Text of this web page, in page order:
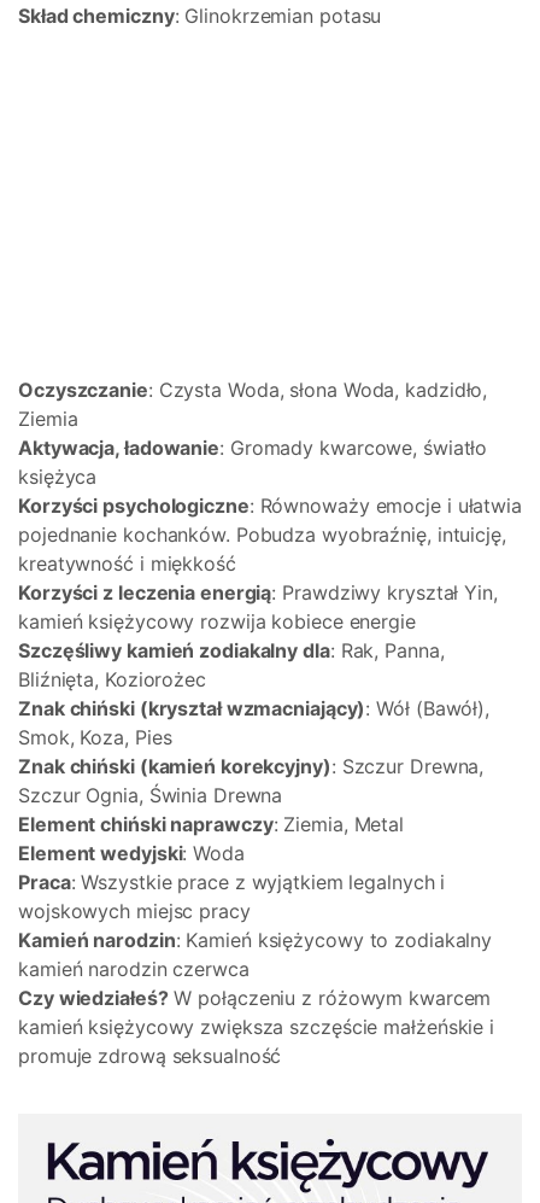
Skład chemiczny: Glinokrzemian potasu
Oczyszczanie: Czysta Woda, słona Woda, kadzidło,
Ziemia
Aktywacja, ładowanie: Gromady kwarcowe, światło
księżyca
Korzyści psychologiczne: Równoważy emocje i ułatwia
pojednanie kochanków. Pobudza wyobraźnię, intuicję,
kreatywność i miękkość
Korzyści z leczenia energią: Prawdziwy kryształ Yin,
kamień księżycowy rozwija kobiece energie
Szczęśliwy kamień zodiakalny dla: Rak, Panna,
Bliźnięta, Koziorożec
Znak chiński (kryształ wzmacniający): Wół (Bawół),
Smok, Koza, Pies
Znak chiński (kamień korekcyjny): Szczur Drewna,
Szczur Ognia, Świnia Drewna
Element chiński naprawczy: Ziemia, Metal
Element wedyjski: Woda
Praca: Wszystkie prace z wyjątkiem legalnych i
wojskowych miejsc pracy
Kamień narodzin: Kamień księżycowy to zodiakalny
kamień narodzin czerwca
Czy wiedziałeś?W połączeniu z różowym kwarcem
kamień księżycowy zwiększa szczęście małżeńskie i
promuje zdrową seksualność